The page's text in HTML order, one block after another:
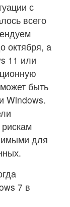
с
всего
октября, а
11 или
быть
Windows.
для
7 в